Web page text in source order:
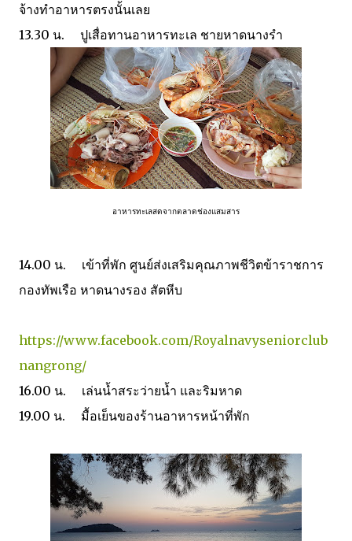
จ้างทำอาหารตรงนั้นเลย
13.30 น. ปูเสื่อทานอาหารทะเล ชายหาดนางรำ
อาหารทะเลสดจากตลาดช่องแสมสาร
14.00 น. เข้าที่พัก ศูนย์ส่งเสริมคุณภาพชีวิตข้าราชการ
กองทัพเรือ หาดนางรอง สัตหีบ
https://www.facebook.com/Royalnavyseniorclub
nangrong/
16.00 น. เล่นน้ำสระว่ายน้ำ และริมหาด
19.00 น. มื้อเย็นของร้านอาหารหน้าที่พัก